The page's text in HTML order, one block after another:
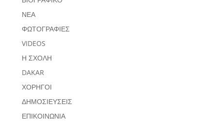
ΝΕΑ
ΦΩΤΟΓΡΑΦΙΕΣ
VIDEOS
Η ΣΧΟΛΗ
DAKAR
ΧΟΡΗΓΟΙ
ΔΗΜΟΣΙΕΥΣΕΙΣ
ΕΠΙΚΟΙΝΩΝΙΑ